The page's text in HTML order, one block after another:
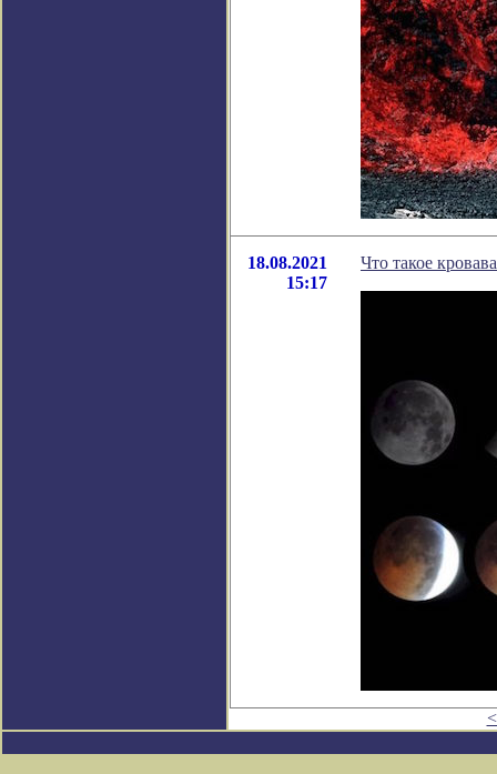
18.08.2021
15:17
Что такое